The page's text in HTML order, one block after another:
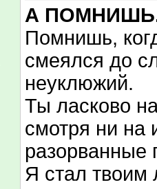
А
Помнишь,
смеялся до
неуклюжий.
Ты ласково
смотря ни на
разорванные
Я стал твоим